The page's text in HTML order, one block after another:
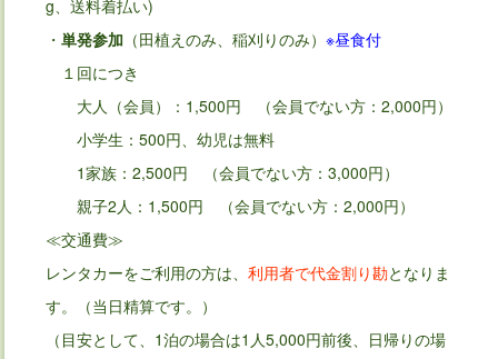
g、送料着払い)
・ 単発参加 （田植えのみ、稲刈りのみ） ※昼食付
１回につき
大人（会員）：1,500円 （会員でない方：2,000円）
小学生：500円、幼児は無料
1家族：2,500円 （会員でない方：3,000円）
親子2人：1,500円 （会員でない方：2,000円）
≪交通費≫
レンタカーをご利用の方は、 利用者で代金割り勘となりま
す。（当日精算です。）
（目安として、1泊の場合は1人5,000円前後、日帰りの場